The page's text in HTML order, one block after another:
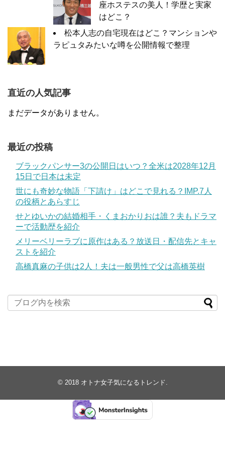
座ホステスの美人！学歴と実家
はどこ？
松本人志の自宅現在はどこ？マンションや
ラピュタみたいな噂を公開情報で整理
直近の人気記事
まだデータがありません。
最近の投稿
ブラックパンサー3の公開日はいつ？全米は2028年12月
15日で日本は未定
世にも奇妙な物語「下請け」はどこで見れる？IMP.7人
の役柄とあらすじ
せとゆいかの結婚相手・くまおかりおは誰？夫もドラマ
ーで活動歴を紹介
メリーベリーラブに原作はある？放送日・配信先とキャ
ストを紹介
高橋真麻の子供は2人！夫は一般男性で父は高橋英樹
© 2018 オトナ女子気になるトレンド.